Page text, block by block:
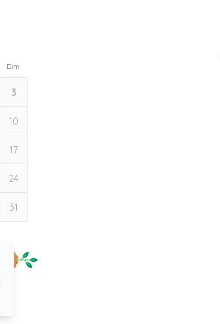
Dim
3
10
17
24
31